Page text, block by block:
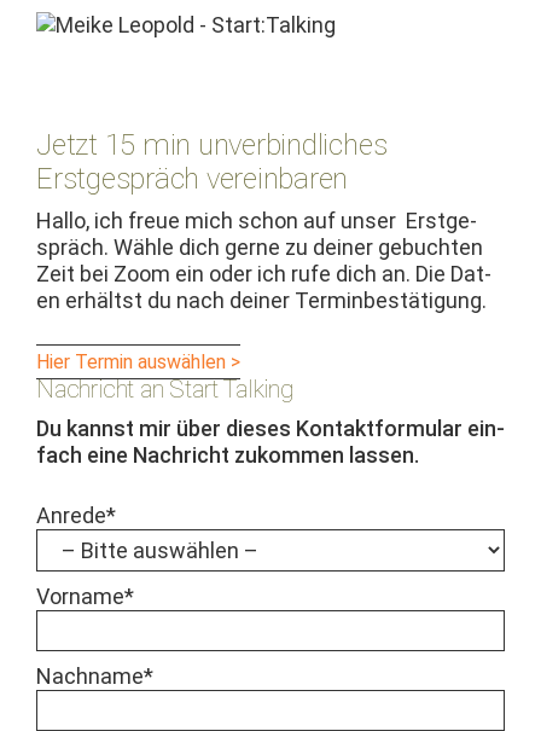
Jetzt 15 min unverbindliches
Erstgespräch vereinbaren
Hal­lo, ich freue mich schon auf unser Erst­ge­
spräch. Wäh­le dich gerne zu dein­er gebucht­en
Zeit bei Zoom ein oder ich rufe dich an. Die Dat­
en erhältst du nach dein­er Terminbestätigung.
Hier Ter­min auswählen >
Nachricht an Start Talking
Du kannst mir über dieses Kon­tak­t­for­mu­lar ein­
fach eine Nachricht zukom­men lassen.
Anrede*
Vor­name*
Nach­name*